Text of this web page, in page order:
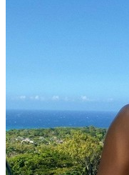
Google